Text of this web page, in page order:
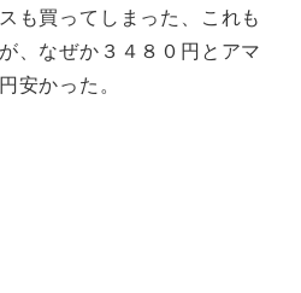
も買ってしまった、これも
、なぜか３４８０円とアマ
安かった。